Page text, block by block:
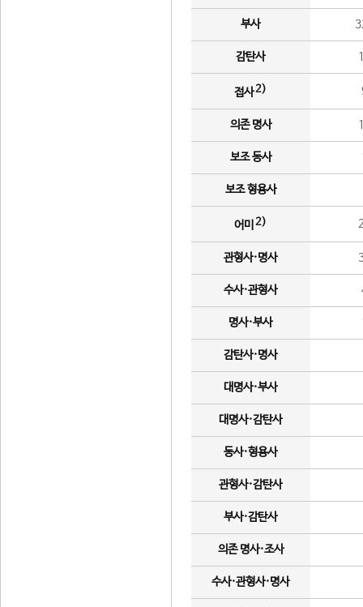
부사
감탄사
접사2)
의존 명사
보조 동사
보조 형용사
어미 2)
관형사·명사
수사·관형사
명사·부사
감탄사·명사
대명사·부사
대명사·감탄사
동사·형용사
관형사·감탄사
부사·감탄사
의존 명사·조사
수사·관형사·명사